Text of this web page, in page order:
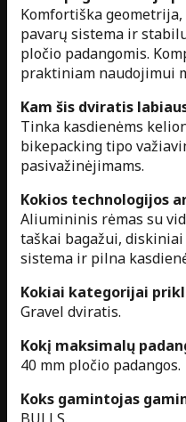
Komfortiška
pavarų sistema ir
pločio padangomis.
praktiniam naudojimui
Kam šis dviratis
Tinka kasdienėms
bikepacking tipo
pasivažinėjimams.
Kokios technologijos
Aliumininis rėmas su
taškai bagažui,
sistema ir pilna
Kokiai kategorijai
Gravel dviratis.
Kokį maksimalų
40 mm pločio padangos.
Koks gamintojas